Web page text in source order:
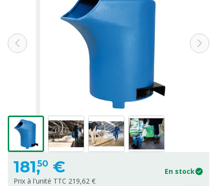
181,50 €
En stock
Prix à l'unité TTC 219,62 €